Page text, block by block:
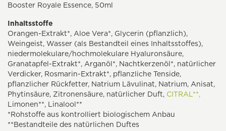
Booster Royale Essence, 50ml
Inhaltsstoffe
Orangen-Extrakt*, Aloe Vera*, Glycerin (pflanzlich),
Weingeist, Wasser (als Bestandteil eines Inhaltsstoffes),
niedermolekulare/hochmolekulare Hyaluronsäure,
Granatapfel-Extrakt*, Arganöl*, Nachtkerzenöl*, natürlicher
Verdicker, Rosmarin-Extrakt*, pflanzliche Tenside,
pflanzlicher Rückfetter, Natrium Lävulinat, Natrium, Anisat,
Phytinsäure, Zitronensäure, natürlicher Duft, CITRAL**,
Limonen**, Linalool**
*Rohstoffe aus kontrolliert biologischem Anbau
**Bestandteile des natürlichen Duftes